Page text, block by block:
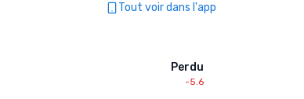
Tout voir dans l'app
Perdu
-5.6